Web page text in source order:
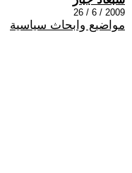
2009 / 6 / 26
مواضيع وابحاث سياسية